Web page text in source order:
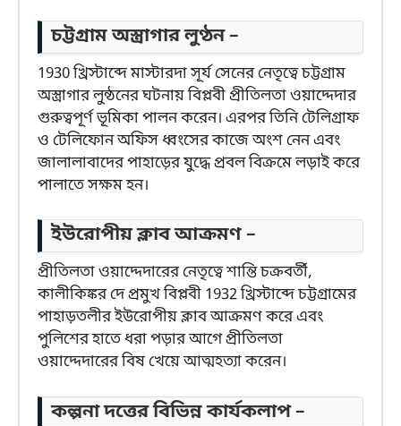
চট্টগ্রাম অস্ত্রাগার লুণ্ঠন –
1930 খ্রিস্টাব্দে মাস্টারদা সূর্য সেনের নেতৃত্বে চট্টগ্রাম
অস্ত্রাগার লুন্ঠনের ঘটনায় বিপ্লবী প্রীতিলতা ওয়াদ্দেদার
গুরুত্বপূর্ণ ভূমিকা পালন করেন। এরপর তিনি টেলিগ্রাফ
ও টেলিফোন অফিস ধ্বংসের কাজে অংশ নেন এবং
জালালাবাদের পাহাড়ের যুদ্ধে প্রবল বিক্রমে লড়াই করে
পালাতে সক্ষম হন।
ইউরোপীয় ক্লাব আক্রমণ –
প্রীতিলতা ওয়াদ্দেদারের নেতৃত্বে শান্তি চক্রবর্তী,
কালীকিঙ্কর দে প্রমুখ বিপ্লবী 1932 খ্রিস্টাব্দে চট্টগ্রামের
পাহাড়তলীর ইউরোপীয় ক্লাব আক্রমণ করে এবং
পুলিশের হাতে ধরা পড়ার আগে প্রীতিলতা
ওয়াদ্দেদারের বিষ খেয়ে আত্মহত্যা করেন।
কল্পনা দত্তের বিভিন্ন কার্যকলাপ –